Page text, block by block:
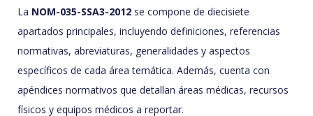
La NOM-035-SSA3-2012 se compone de diecisiete
apartados principales, incluyendo definiciones, referencias
normativas, abreviaturas, generalidades y aspectos
específicos de cada área temática. Además, cuenta con
apéndices normativos que detallan áreas médicas, recursos
físicos y equipos médicos a reportar.